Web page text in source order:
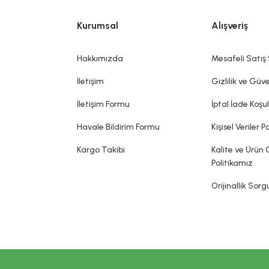
kıllar, saçlar, dudaklar ve dış genital organlar gibi değişik
hastalığı tedavi ettiği, tedavisine yardımcı olduğu, hastalığı
edilemez. Sitemizde belirtilen açıklamalar, üretici, ithalatçı
gerçekleşeceği ya da yan etkileri olmadığı anlamını taşımaz.
Kurumsal
Hakkımızda
İletişim
İletişim Formu
Havale Bildirim Formu
Kargo Takibi
Alışveriş
Mesafeli Satış
Gizlilik ve
İptal İade
Kişisel Veriler
Kalite ve Ürün
Politikamız
Orijinallik